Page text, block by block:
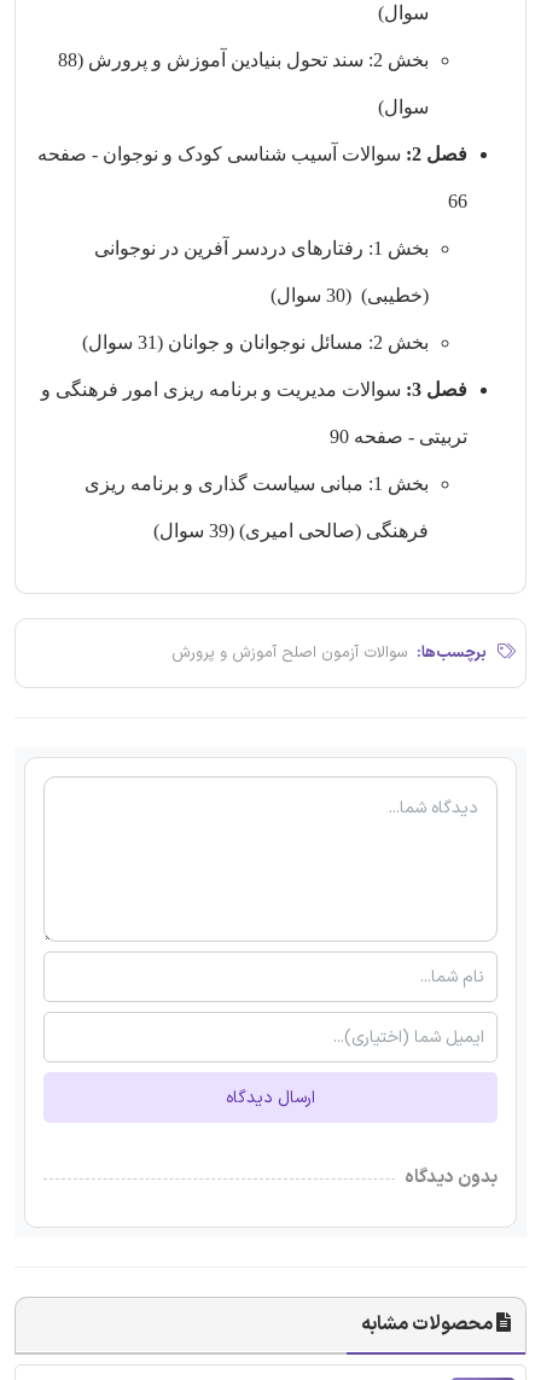
سوال)
بخش 2: سند تحول بنیادین آموزش و پرورش (88
سوال)
فصل 2: سوالات آسیب شناسی کودک و نوجوان - صفحه
66
بخش 1: رفتارهای دردسر آفرین در نوجوانی
(خطیبی) (30 سوال)
بخش 2: مسائل نوجوانان و جوانان (31 سوال)
فصل 3: سوالات مدیریت و برنامه ریزی امور فرهنگی و
تربیتی - صفحه 90
بخش 1: مبانی سیاست گذاری و برنامه ریزی
فرهنگی (صالحی امیری) (39 سوال)
برچسب‌ها: سوالات آزمون اصلح آموزش و پرورش
ارسال دیدگاه
بدون دیدگاه
محصولات مشابه